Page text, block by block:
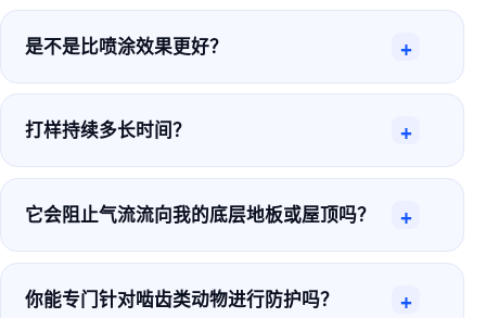
是不是比喷涂效果更好？ +
打样持续多长时间？ +
它会阻止气流流向我的底层地板或屋顶吗？ +
你能专门针对啮齿类动物进行防护吗？ +